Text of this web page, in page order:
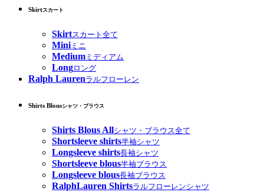
Skirtスカート
Skirtスカート全て
Miniミニ
Medium ミディアム
Longロング
Ralph Laurenラルフローレン
Shirts Blousシャツ・ブラウス
Shirts Blous Allシャツ・ブラウス全て
Shortsleeve shirts半袖シャツ
Longsleeve shirts長袖シャツ
Shortsleeve blous半袖ブラウス
Longsleeve blous長袖ブラウス
RalphLauren Shirtsラルフローレンシャツ